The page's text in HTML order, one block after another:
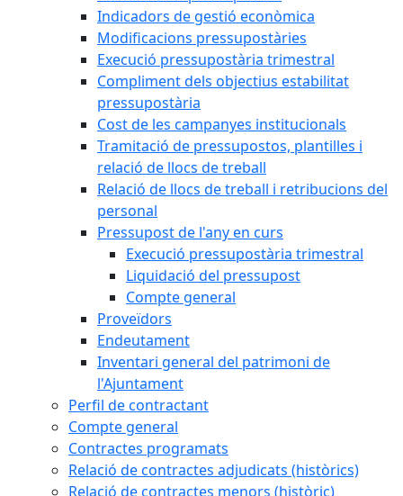
Indicadors de gestió econòmica
Modificacions pressupostàries
Execució pressupostària trimestral
Compliment dels objectius estabilitat
pressupostària
Cost de les campanyes institucionals
Tramitació de pressupostos, plantilles i
relació de llocs de treball
Relació de llocs de treball i retribucions del
personal
Pressupost de l'any en curs
Execució pressupostària trimestral
Liquidació del pressupost
Compte general
Proveïdors
Endeutament
Inventari general del patrimoni de
l'Ajuntament
Perfil de contractant
Compte general
Contractes programats
Relació de contractes adjudicats (històrics)
Relació de contractes menors (històric)